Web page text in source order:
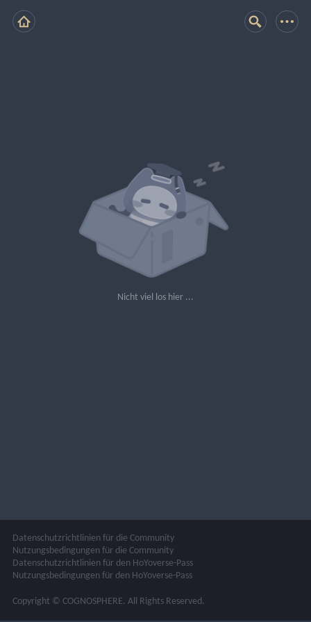
Nicht viel los hier ...
Datenschutzrichtlinien für die Community
Nutzungsbedingungen für die Community
Datenschutzrichtlinien für den HoYoverse-Pass
Nutzungsbedingungen für den HoYoverse-Pass
Copyright © COGNOSPHERE. All Rights Reserved.